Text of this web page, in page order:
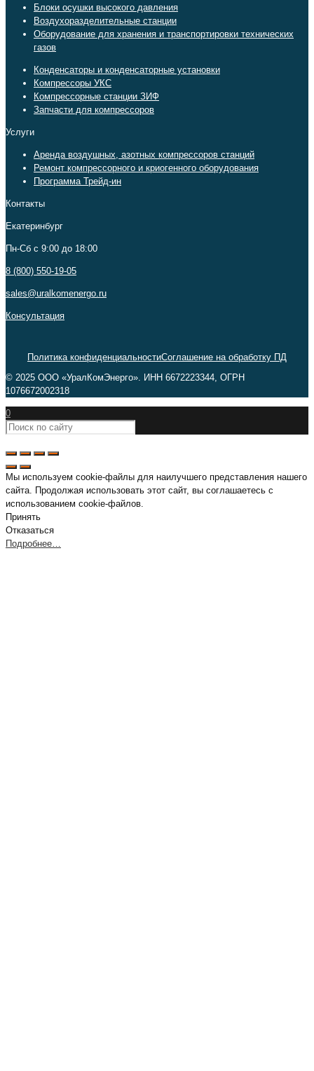
Блоки осушки высокого давления
Воздухоразделительные станции
Оборудование для хранения и транспортировки технических
газов
Конденсаторы и конденсаторные установки
Компрессоры УКС
Компрессорные станции ЗИФ
Запчасти для компрессоров
Услуги
Аренда воздушных, азотных компрессоров станций
Ремонт компрессорного и криогенного оборудования
Программа Трейд-ин
Контакты
Екатеринбург
Пн-Сб c 9:00 до 18:00
8 (800) 550-19-05
sales@uralkomenergo.ru
Консультация
Политика конфиденциальностиСоглашение на обработку ПД
© 2025 ООО «УралКомЭнерго». ИНН 6672223344, ОГРН
1076672002318
0
Мы используем cookie-файлы для наилучшего представления нашего
сайта. Продолжая использовать этот сайт, вы соглашаетесь с
использованием cookie-файлов.
Принять
Отказаться
Подробнее…